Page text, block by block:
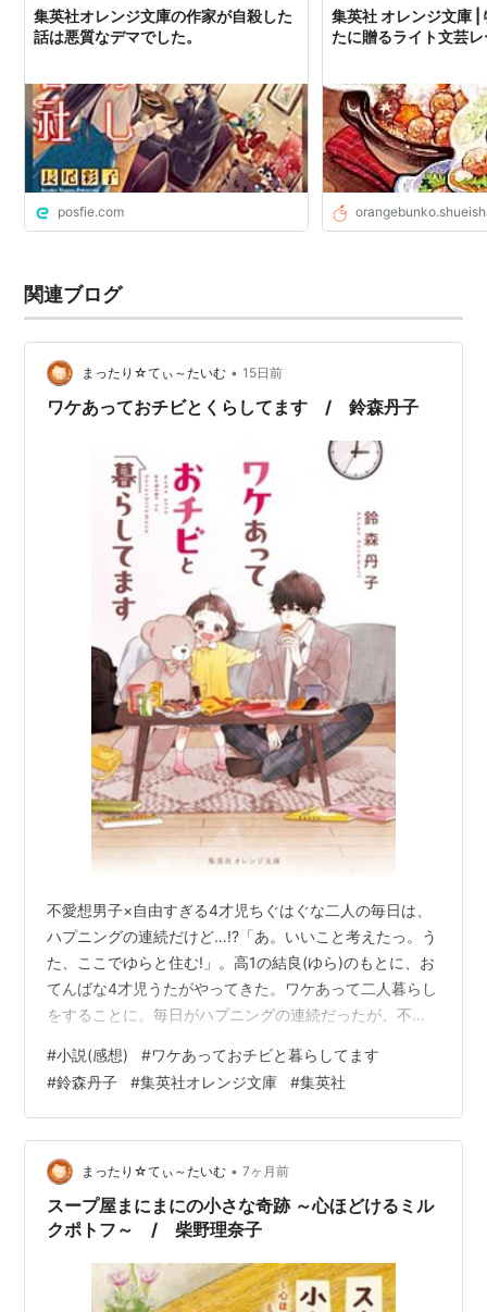
集英社オレンジ文庫の作家が自殺した
話は悪質なデマでした。
posfie.com
集英社 オレンジ文庫 |
たに贈るライト文芸
関連ブログ
まったり☆てぃ～たいむ • 15日前
ワケあっておチビとくらしてます / 鈴森丹子
不愛想男子×自由すぎる4才児ちぐはぐな二人の毎日は、
ハプニングの連続だけど…!?「あ。いいこと考えたっ。う
た、ここでゆらと住む!」。高1の結良(ゆら)のもとに、お
てんばな4才児うたがやってきた。ワケあって二人暮らし
をすることに。毎日がハプニングの連続だったが、不愛
ートの咲羽子さんなど、まわりの人を頼れるようにな
る。そして母の日。お出かけ中にうたの我儘から事件が
起こる! 結良は初めてうたを怒るが、実はうたには言えな
かった想いがあって――。少しずつ家族になる二人の、
笑えて泣ける60日間。うたがとにかく可愛すぎた。結良
は一人が好きと言ってあまり人と深…
#小説(感想) #ワケあっておチビと暮らしてます
#鈴森丹子 #集英社オレンジ文庫 #集英社
まったり☆てぃ～たいむ • 7ヶ月前
スープ屋まにまにの小さな奇跡 ～心ほどけるミル
クポトフ～ / 柴野理奈子